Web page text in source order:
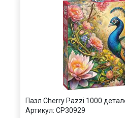
Пазл Cherry Pazzi 1000
Артикул: CP30929